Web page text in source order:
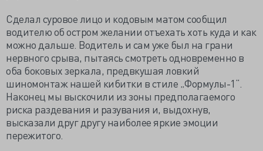
Сделал суровое лицо и кодовым матом сообщил
водителю об остром желании отъехать хоть куда и как
можно дальше. Водитель и сам уже был на грани
нервного срыва, пытаясь смотреть одновременно в
оба боковых зеркала, предвкушая ловкий
шиномонтаж нашей кибитки в стиле „Формулы-1“.
Наконец мы выскочили из зоны предполагаемого
риска раздевания и разувания и, выдохнув,
высказали друг другу наиболее яркие эмоции
пережитого.